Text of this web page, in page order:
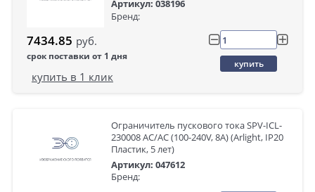
Артикул: 038196
Бренд:
7434.85 руб.
срок поставки от 1 дня
купить
купить в 1 клик
Ограничитель пускового тока SPV-ICL-
230008 AC/AC (100-240V, 8A) (Arlight, IP20
Пластик, 5 лет)
Артикул: 047612
Бренд: